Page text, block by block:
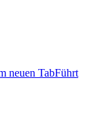
neuen TabFührt